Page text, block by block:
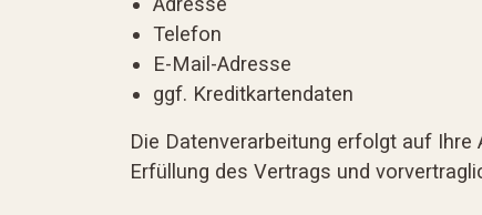
Telefon
E-Mail-Adresse
ggf. Kreditkartendaten
Die Datenverarbeitung erfolgt auf Ihre
Erfüllung des Vertrags und